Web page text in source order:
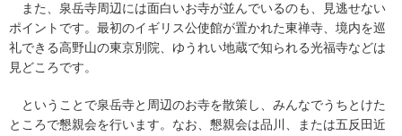
また、泉岳寺周辺には面白いお寺が並んでいるのも、見逃せない
ポイントです。最初のイギリス公使館が置かれた東禅寺、境内を巡
礼できる高野山の東京別院、ゆうれい地蔵で知られる光福寺などは
見どころです。
ということで泉岳寺と周辺のお寺を散策し、みんなでうちとけた
ところで懇親会を行います。なお、懇親会は品川、または五反田近